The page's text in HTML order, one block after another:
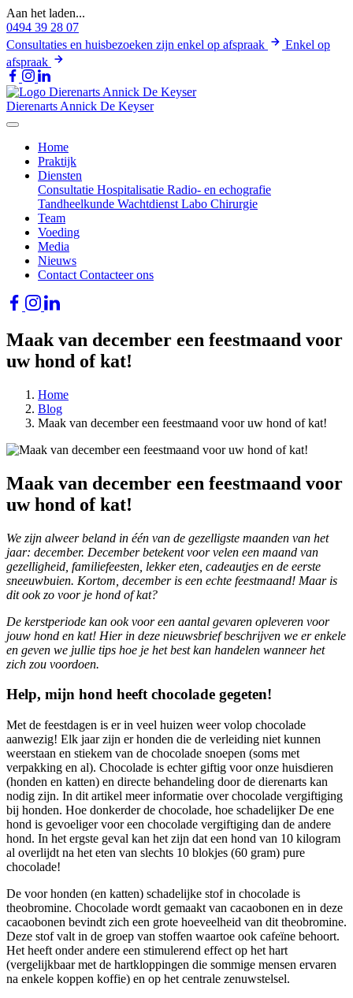
Aan het laden...
0494 39 28 07
Consultaties en huisbezoeken zijn enkel op afspraak
Enkel op
afspraak
Dierenarts Annick De Keyser
Home
Praktijk
Diensten
Consultatie Hospitalisatie Radio- en echografie
Tandheelkunde Wachtdienst Labo Chirurgie
Team
Voeding
Media
Nieuws
Contact Contacteer ons
Maak van december een feestmaand voor
uw hond of kat!
Home
Blog
Maak van december een feestmaand voor uw hond of kat!
Maak van december een feestmaand voor
uw hond of kat!
We zijn alweer beland in één van de gezelligste maanden van het
jaar: december. December betekent voor velen een maand van
gezelligheid, familiefeesten, lekker eten, cadeautjes en de eerste
sneeuwbuien. Kortom, december is een echte feestmaand! Maar is
dit ook zo voor je hond of kat?
De kerstperiode kan ook voor een aantal gevaren opleveren voor
jouw hond en kat! Hier in deze nieuwsbrief beschrijven we er enkele
en geven we jullie tips hoe je het best kan handelen wanneer het
zich zou voordoen.
Help, mijn hond heeft chocolade gegeten!
Met de feestdagen is er in veel huizen weer volop chocolade
aanwezig! Elk jaar zijn er honden die de verleiding niet kunnen
weerstaan en stiekem van de chocolade snoepen (soms met
verpakking en al). Chocolade is echter giftig voor onze huisdieren
(honden en katten) en directe behandeling door de dierenarts kan
nodig zijn. In dit artikel meer informatie over chocolade vergiftiging
bij honden. Hoe donkerder de chocolade, hoe schadelijker De ene
hond is gevoeliger voor een chocolade vergiftiging dan de andere
hond. In het ergste geval kan het zijn dat een hond van 10 kilogram
al overlijdt na het eten van slechts 10 blokjes (60 gram) pure
chocolade!
De voor honden (en katten) schadelijke stof in chocolade is
theobromine. Chocolade wordt gemaakt van cacaobonen en in deze
cacaobonen bevindt zich een grote hoeveelheid van dit theobromine.
Deze stof valt in de groep van stoffen waartoe ook cafeïne behoort.
Het heeft onder andere een stimulerend effect op het hart
(vergelijkbaar met de hartkloppingen die sommige mensen ervaren
na enkele koppen koffie) en op het centrale zenuwstelsel.